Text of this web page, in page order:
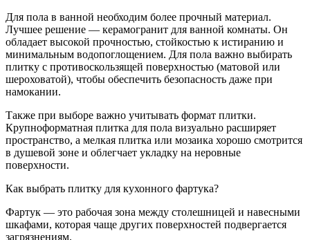
Для пола в ванной необходим более прочный материал.
Лучшее решение — керамогранит для ванной комнаты. Он
обладает высокой прочностью, стойкостью к истиранию и
минимальным водопоглощением. Для пола важно выбирать
плитку с противоскользящей поверхностью (матовой или
шероховатой), чтобы обеспечить безопасность даже при
намокании.
Также при выборе важно учитывать формат плитки.
Крупноформатная плитка для пола визуально расширяет
пространство, а мелкая плитка или мозаика хорошо смотрится
в душевой зоне и облегчает укладку на неровные
поверхности.
Как выбрать плитку для кухонного фартука?
Фартук — это рабочая зона между столешницей и навесными
шкафами, которая чаще других поверхностей подвергается
загрязнениям.